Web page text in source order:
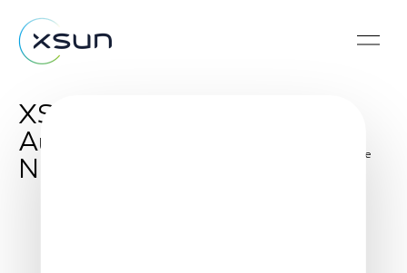
XSun’s SolarXOne on
Australia’s Channel 7
News
Share